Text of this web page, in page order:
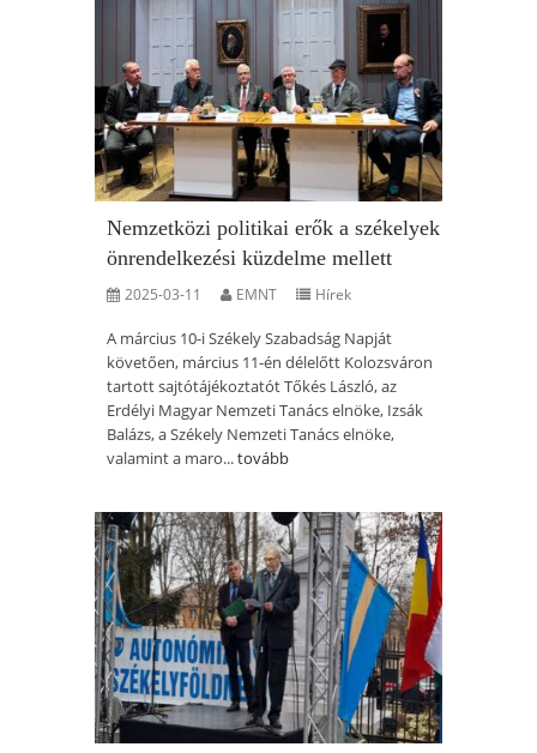
Nemzetközi politikai erők a székelyek
önrendelkezési küzdelme mellett
2025-03-11 EMNT Hírek
A március 10-i Székely Szabadság Napját
követően, március 11-én délelőtt Kolozsváron
tartott sajtótájékoztatót Tőkés László, az
Erdélyi Magyar Nemzeti Tanács elnöke, Izsák
Balázs, a Székely Nemzeti Tanács elnöke,
valamint a maro...tovább